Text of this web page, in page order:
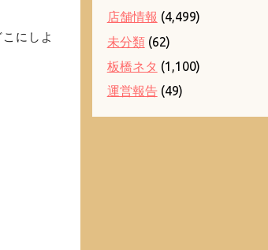
にしよ
店舗情報 (4,499)
未分類(62)
板橋ネタ (1,100)
運営報告(49)